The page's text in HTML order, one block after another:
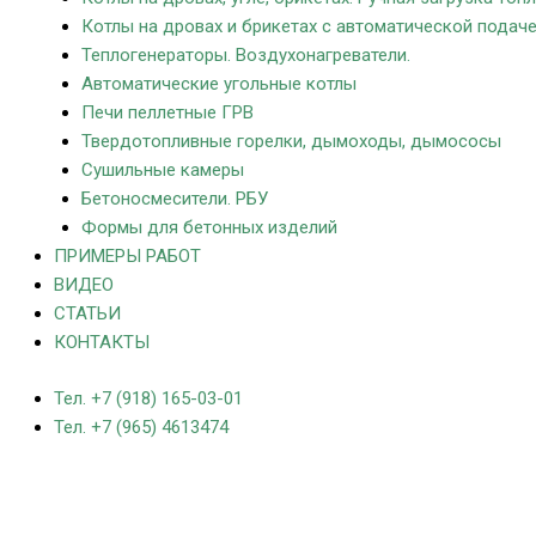
Котлы на дровах и брикетах с автоматической
Теплогенераторы. Воздухонагреватели.
Автоматические угольные котлы
Печи пеллетные ГРВ
Твердотопливные горелки, дымоходы, дымососы
Сушильные камеры
Бетоносмесители. РБУ
Формы для бетонных изделий
ПРИМЕРЫ РАБОТ
ВИДЕО
СТАТЬИ
КОНТАКТЫ
Тел. +7 (918) 165-03-01
Тел. +7 (965) 4613474